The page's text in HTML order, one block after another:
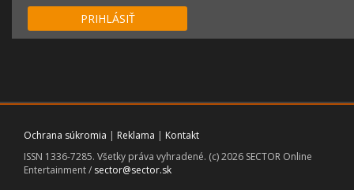
PRIHLÁSIŤ
Ochrana súkromia | Reklama | Kontakt
ISSN 1336-7285. Všetky práva vyhradené. (c) 2026 SECTOR Online
Entertainment / sector@sector.sk